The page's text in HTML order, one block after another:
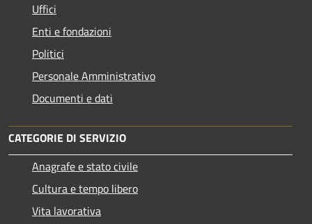
Uffici
Enti e fondazioni
Politici
Personale Amministrativo
Documenti e dati
CATEGORIE DI SERVIZIO
Anagrafe e stato civile
Cultura e tempo libero
Vita lavorativa